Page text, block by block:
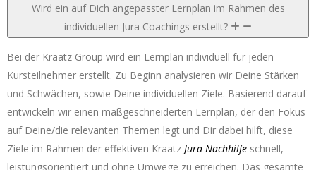
Wird ein auf Dich angepasster Lernplan im Rahmen des
individuellen Jura Coachings erstellt?
Bei der Kraatz Group wird ein Lernplan individuell für jeden
Kursteilnehmer erstellt. Zu Beginn analysieren wir Deine Stärken
und Schwächen, sowie Deine individuellen Ziele. Basierend darauf
entwickeln wir einen maßgeschneiderten Lernplan, der den Fokus
auf Deine/die relevanten Themen legt und Dir dabei hilft, diese
Ziele im Rahmen der effektiven Kraatz Jura Nachhilfe schnell,
leistungsorientiert und ohne Umwege zu erreichen. Das gesamte